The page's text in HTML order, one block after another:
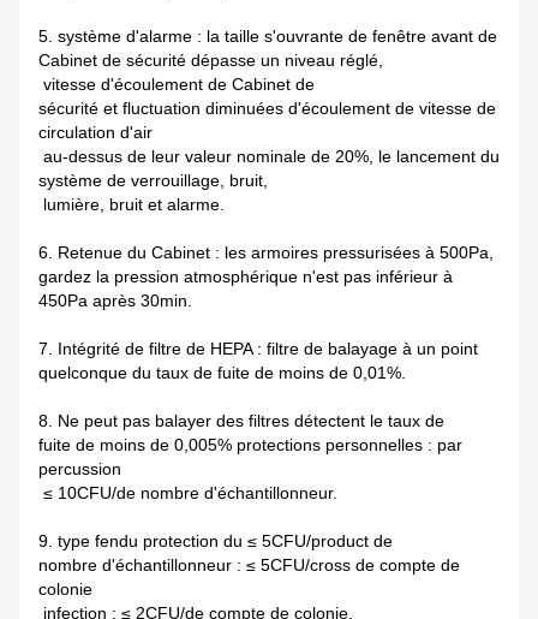
5. système d'alarme : la taille s'ouvrante de fenêtre avant de
Cabinet de sécurité dépasse un niveau réglé,
vitesse d'écoulement de Cabinet de
sécurité et fluctuation diminuées d'écoulement de vitesse de
circulation d'air
au-dessus de leur valeur nominale de 20%, le lancement du
système de verrouillage, bruit,
lumière, bruit et alarme.
6. Retenue du Cabinet : les armoires pressurisées à 500Pa,
gardez la pression atmosphérique n'est pas inférieur à
450Pa après 30min.
7. Intégrité de filtre de HEPA : filtre de balayage à un point
quelconque du taux de fuite de moins de 0,01%.
8. Ne peut pas balayer des filtres détectent le taux de
fuite de moins de 0,005% protections personnelles : par
percussion
≤ 10CFU/de nombre d'échantillonneur.
9. type fendu protection du ≤ 5CFU/product de
nombre d'échantillonneur : ≤ 5CFU/cross de compte de
colonie
infection : ≤ 2CFU/de compte de colonie.